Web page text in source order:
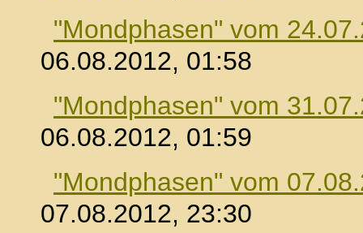
"Mondphasen" vom
06.08.2012, 01:58
"Mondphasen" vom
06.08.2012, 01:59
"Mondphasen" vom
07.08.2012, 23:30